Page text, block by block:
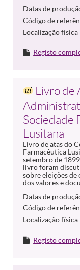
Datas de
Código de
Localização física
Registo
Livro de
Sociedade
Lusitana
Livro de atas do
Farmacêutica
setembro de
livro foram
sobre eleições de
dos valores e
Datas de
Código de
Localização física
Registo